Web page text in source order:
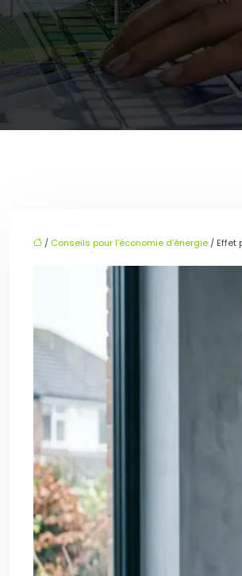
/ Conseils pour l’économie d’énergie / Effet